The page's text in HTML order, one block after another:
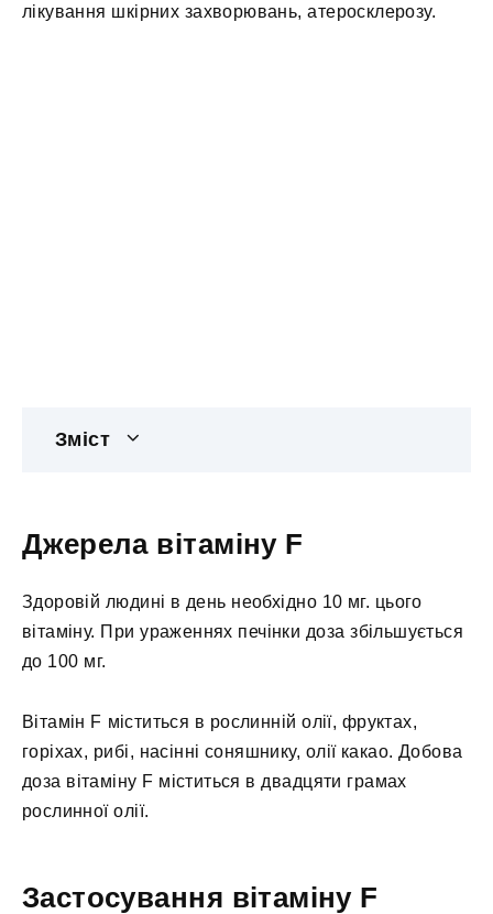
лікування шкірних захворювань, атеросклерозу.
Зміст
Джерела вітаміну F
Здоровій людині в день необхідно 10 мг. цього
вітаміну. При ураженнях печінки доза збільшується
до 100 мг.
Вітамін F міститься в рослинній олії, фруктах,
горіхах, рибі, насінні соняшнику, олії какао. Добова
доза вітаміну F міститься в двадцяти грамах
рослинної олії.
Застосування вітаміну F